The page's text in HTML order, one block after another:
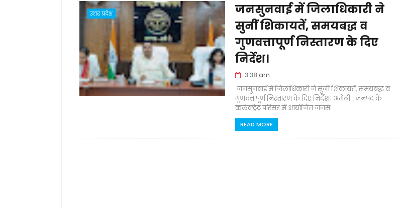
उत्तर प्रदेश
जनसुनवाई में जिलाधिकारी ने
सुनीं शिकायतें, समयबद्ध व
गुणवत्तापूर्ण निस्तारण के दिए
निर्देश।
3:38 am
जनसुनवाई में जिलाधिकारी ने सुनीं शिकायतें, समयबद्ध व
गुणवत्तापूर्ण निस्तारण के दिए निर्देश। अमेठी । जनपद के
कलेक्ट्रेट परिसर में आयोजित जनस...
READ MORE